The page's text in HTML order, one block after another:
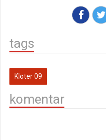
tags
Kloter 09
komentar